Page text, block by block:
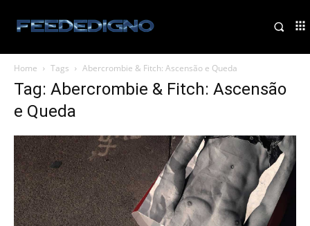
Home Tags Abercrombie & Fitch: Ascensão e Queda
Tag: Abercrombie & Fitch: Ascensão
e Queda